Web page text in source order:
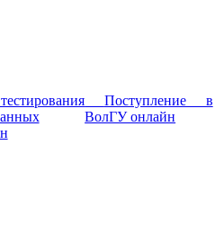
Поступление в
ВолГУ онлайн